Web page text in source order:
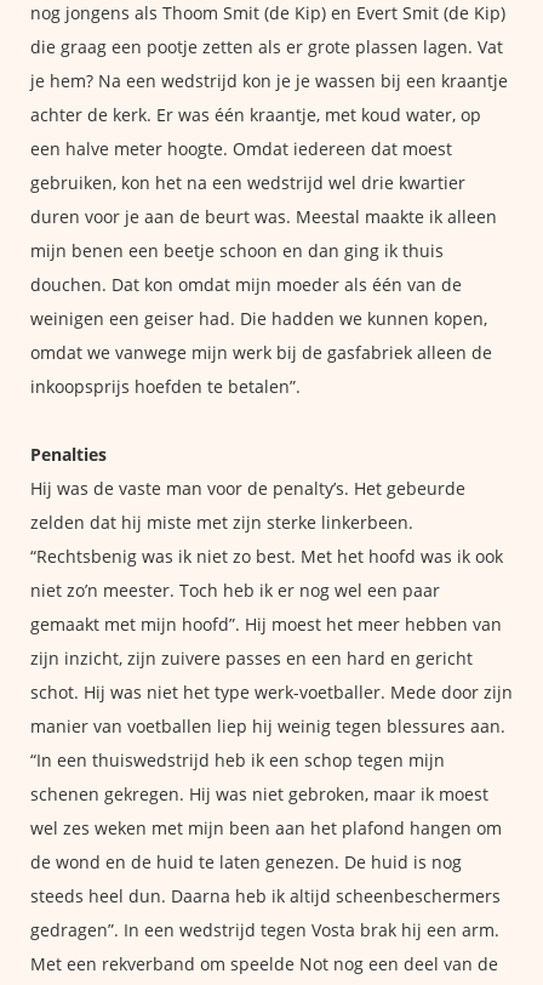
nog jongens als Thoom Smit (de Kip) en Evert Smit (de Kip)
die graag een pootje zetten als er grote plassen lagen. Vat
je hem? Na een wedstrijd kon je je wassen bij een kraantje
achter de kerk. Er was één kraantje, met koud water, op
een halve meter hoogte. Omdat iedereen dat moest
gebruiken, kon het na een wedstrijd wel drie kwartier
duren voor je aan de beurt was. Meestal maakte ik alleen
mijn benen een beetje schoon en dan ging ik thuis
douchen. Dat kon omdat mijn moeder als één van de
weinigen een geiser had. Die hadden we kunnen kopen,
omdat we vanwege mijn werk bij de gasfabriek alleen de
inkoopsprijs hoefden te betalen”.
Penalties
Hij was de vaste man voor de penalty’s. Het gebeurde
zelden dat hij miste met zijn sterke linkerbeen.
“Rechtsbenig was ik niet zo best. Met het hoofd was ik ook
niet zo’n meester. Toch heb ik er nog wel een paar
gemaakt met mijn hoofd”. Hij moest het meer hebben van
zijn inzicht, zijn zuivere passes en een hard en gericht
schot. Hij was niet het type werk-voetballer. Mede door zijn
manier van voetballen liep hij weinig tegen blessures aan.
“In een thuiswedstrijd heb ik een schop tegen mijn
schenen gekregen. Hij was niet gebroken, maar ik moest
wel zes weken met mijn been aan het plafond hangen om
de wond en de huid te laten genezen. De huid is nog
steeds heel dun. Daarna heb ik altijd scheenbeschermers
gedragen”. In een wedstrijd tegen Vosta brak hij een arm.
Met een rekverband om speelde Not nog een deel van de